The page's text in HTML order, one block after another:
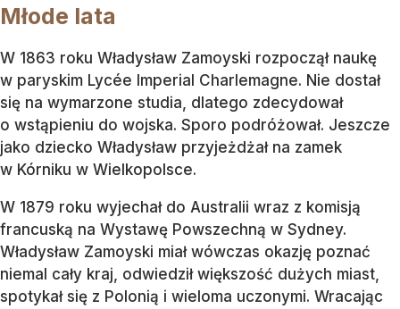
Młode lata
W 1863 roku Władysław Zamoyski rozpoczął naukę
w paryskim Lycée Imperial Charlemagne. Nie dostał
się na wymarzone studia, dlatego zdecydował
o wstąpieniu do wojska. Sporo podróżował. Jeszcze
jako dziecko Władysław przyjeżdżał na zamek
w Kórniku w Wielkopolsce.
W 1879 roku wyjechał do Australii wraz z komisją
francuską na Wystawę Powszechną w Sydney.
Władysław Zamoyski miał wówczas okazję poznać
niemal cały kraj, odwiedził większość dużych miast,
spotykał się z Polonią i wieloma uczonymi. Wracając